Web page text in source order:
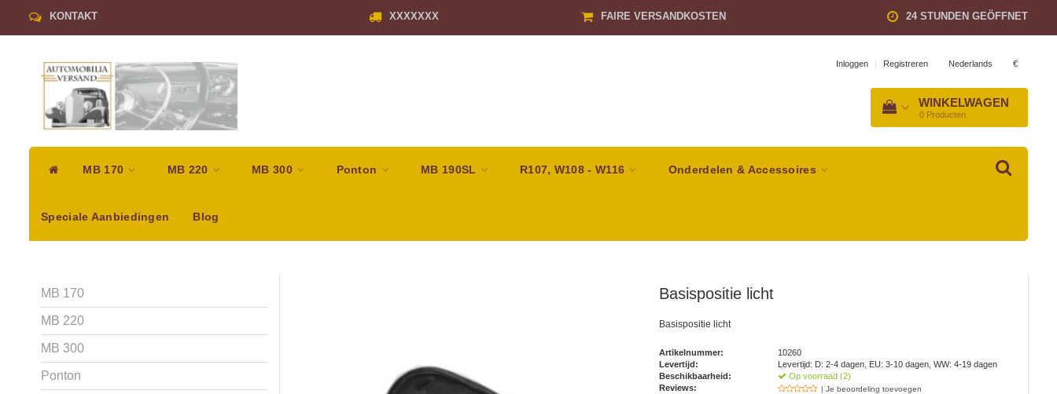
KONTAKT XXXXXXX FAIRE VERSANDKOSTEN 24 STUNDEN GEÖFFNET
Inloggen | Registreren Nederlands €
WINKELWAGEN
0 Producten
MB 170 MB 220 MB 300 Ponton MB 190SL R107, W108 - W116 Onderdelen & Accessoires
Speciale Aanbiedingen Blog
MB 170
MB 220
MB 300
Ponton
Basispositie licht
Basispositie licht
Artikelnummer:
10260
Levertijd:
Levertijd: D: 2-4 dagen, EU: 3-10 dagen, WW: 4-19 dagen
Beschikbaarheid:
Op voorraad (2)
Reviews:
| Je beoordeling toevoegen